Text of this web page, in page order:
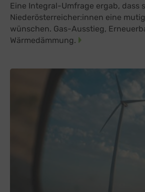
Eine Integral-Umfrage ergab, dass
Niederösterreicher:innen eine
wünschen. Gas-Ausstieg,
Wärmedämmung.